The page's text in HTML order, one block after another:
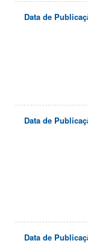
Data de
Data de
Data de